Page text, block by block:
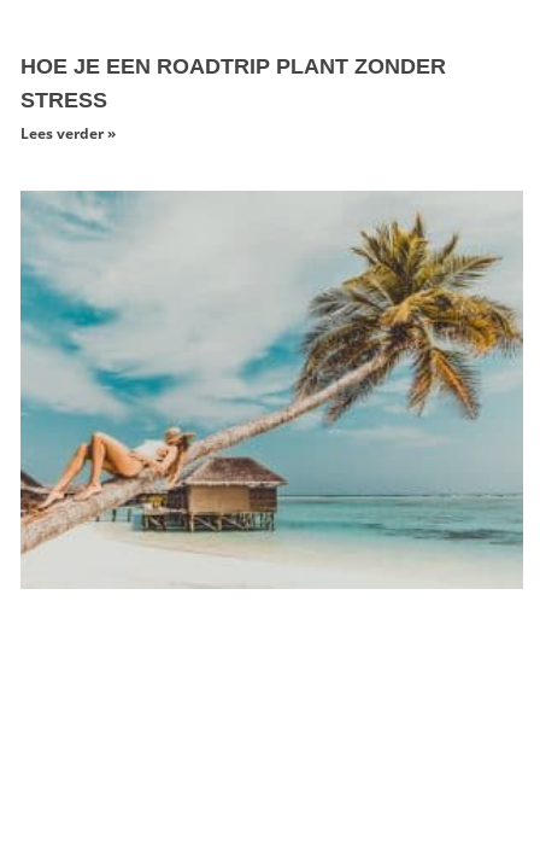
HOE JE EEN ROADTRIP PLANT ZONDER
STRESS
Lees verder »